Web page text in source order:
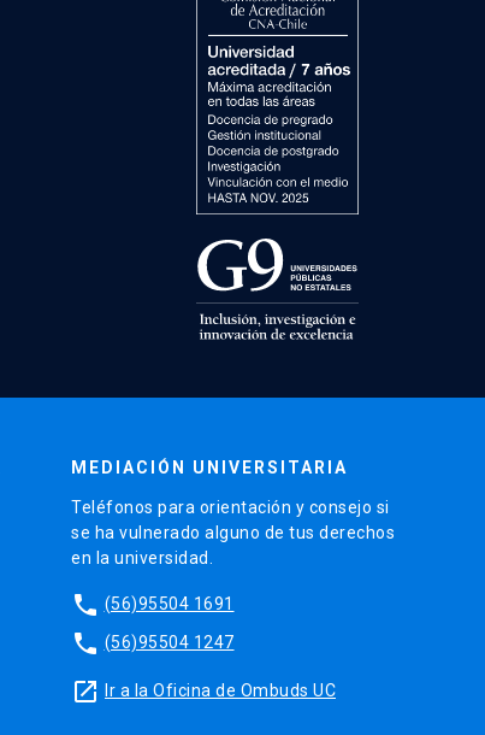
MEDIACIÓN UNIVERSITARIA
Teléfonos para orientación y consejo si
se ha vulnerado alguno de tus derechos
en la universidad.
phone (56)95504 1691
phone (56)95504 1247
launch Ir a la Oficina de Ombuds UC